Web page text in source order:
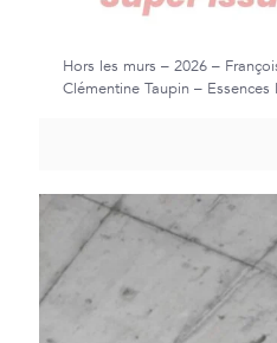
Hors les murs – 2026 –
Clémentine Taupin – Essences